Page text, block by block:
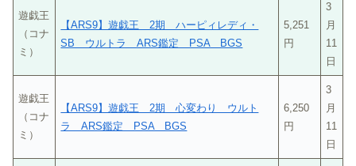
遊戯王
（コナ
ミ）
【ARS9】遊戯王 2期 ハーピィレディ・
SB ウルトラ ARS鑑定 PSA BGS
5,251
円
3
月
11
日
遊戯王
（コナ
ミ）
【ARS9】遊戯王 2期 心変わり ウルト
ラ ARS鑑定 PSA BGS
6,250
円
3
月
11
日